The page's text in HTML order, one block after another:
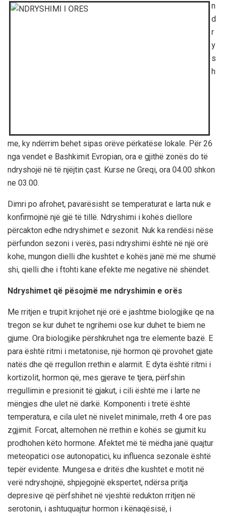
n
d
r
y
s
h
me, ky ndërrim behet sipas orëve përkatëse lokale. Për 26
nga vendet e Bashkimit Evropian, ora e gjithë zonës do të
ndryshojë në të njëjtin çast. Kurse ne Greqi, ora 04.00 shkon
ne 03.00.
Dimri po afrohet, pavarësisht se temperaturat e larta nuk e
konfirmojnë një gjë të tillë. Ndryshimi i kohës diellore
përcakton edhe ndryshimet e sezonit. Nuk ka rendësi nëse
përfundon sezoni i verës, pasi ndryshimi është në një orë
kohe, mungon dielli dhe kushtet e kohës janë më me shumë
shi, qielli dhe i ftohti kane efekte me negative në shëndet.
Ndryshimet që pësojmë me ndryshimin e orës
Me rritjen e trupit krijohet një orë e jashtme biologjike qe na
tregon se kur duhet te ngrihemi ose kur duhet te biem ne
gjume. Ora biologjike përshkruhet nga tre elemente bazë. E
para është ritmi i metatonise, një hormon që provohet gjate
natës dhe që rregullon rrethin e alarmit. E dyta është ritmi i
kortizolit, hormon që, mes gjerave te tjera, përfshin
rregullimin e presionit të gjakut, i cili është me i larte ne
mëngjes dhe ulet në darkë. Komponenti i tretë është
temperatura, e cila ulet në nivelet minimale, rreth 4 ore pas
zgjimit. Forcat, alternohen në rrethin e kohës se gjumit ku
prodhohen këto hormone. Afektet më të mëdha janë quajtur
meteopatici ose autonopatici, ku influenca sezonale është
tepër evidente. Mungesa e dritës dhe kushtet e motit në
verë ndryshojnë, shpjegojnë ekspertet, ndërsa pritja
depresive që përfshihet në vjeshtë redukton rritjen në
serotonin, i ashtuquajtur hormon i kënaqësisë, i